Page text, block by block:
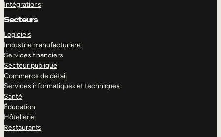
Intégrations
Secteurs
Logiciels
Industrie manufacturiere
Services financiers
Secteur publique
Commerce de détail
Services informatiques et techniques
Santé
Éducation
Hôtellerie
Restaurants